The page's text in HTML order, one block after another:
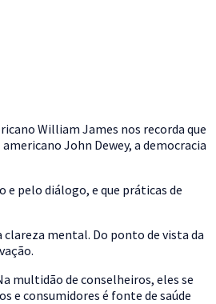
William James nos recorda que
John Dewey, a democracia
pelo diálogo, e que práticas de
mental. Do ponto de vista da
multidão de conselheiros, eles se
e consumidores é fonte de saúde